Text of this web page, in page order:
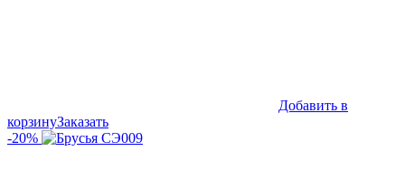
Добавить в
корзинуЗаказать
-20%